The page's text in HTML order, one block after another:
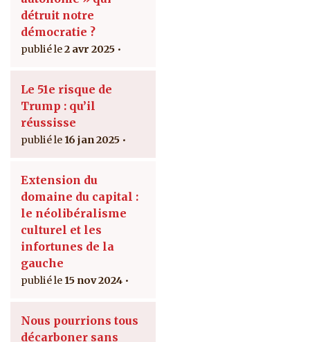
détruit notre
démocratie ?
2 avr 2025
Le 51e risque de
Trump : qu’il
réussisse
16 jan 2025
Extension du
domaine du capital :
le néolibéralisme
culturel et les
infortunes de la
gauche
15 nov 2024
Nous pourrions tous
décarboner sans